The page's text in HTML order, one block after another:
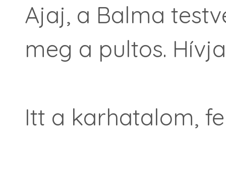
Ajaj, a Balma
meg a pultos.
Itt a karhatalom,